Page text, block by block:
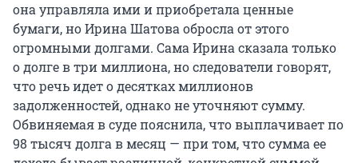
она управляла ими и приобретала ценные
бумаги, но Ирина Шатова обросла от этого
огромными долгами. Сама Ирина сказала только
о долге в три миллиона, но следователи говорят,
что речь идет о десятках миллионов
задолженностей, однако не уточняют сумму.
Обвиняемая в суде пояснила, что выплачивает по
98 тысяч долга в месяц — при том, что сумма ее